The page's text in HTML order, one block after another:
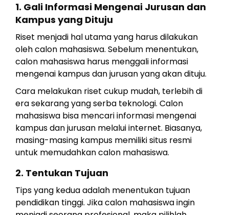
1. Gali Informasi Mengenai Jurusan dan
Kampus yang Dituju
Riset menjadi hal utama yang harus dilakukan
oleh calon mahasiswa. Sebelum menentukan,
calon mahasiswa harus menggali informasi
mengenai kampus dan jurusan yang akan dituju.
Cara melakukan riset cukup mudah, terlebih di
era sekarang yang serba teknologi. Calon
mahasiswa bisa mencari informasi mengenai
kampus dan jurusan melalui internet. Biasanya,
masing-masing kampus memiliki situs resmi
untuk memudahkan calon mahasiswa.
2. Tentukan Tujuan
Tips yang kedua adalah menentukan tujuan
pendidikan tinggi. Jika calon mahasiswa ingin